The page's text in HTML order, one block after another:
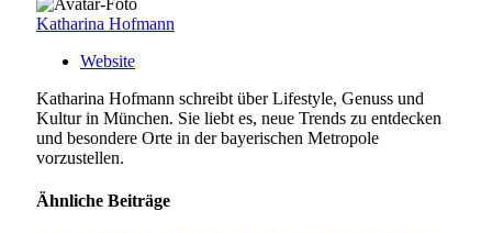
Katharina Hofmann
Website
Katharina Hofmann schreibt über Lifestyle, Genuss und
Kultur in München. Sie liebt es, neue Trends zu entdecken
und besondere Orte in der bayerischen Metropole
vorzustellen.
Ähnliche Beiträge